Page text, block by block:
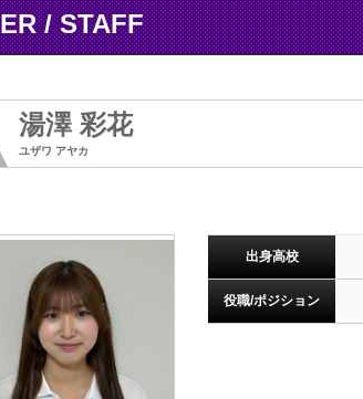
/ STAFF
湯澤 彩花
ユザワ アヤカ
出身高校
役職/ポジション